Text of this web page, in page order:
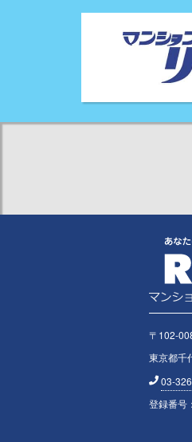
〒102-
東京都千
03-
登録番号